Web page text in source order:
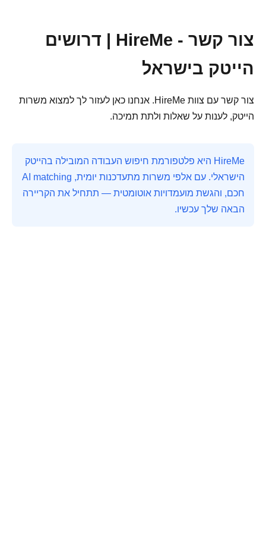
צור קשר - HireMe | דרושים
הייטק בישראל
צור קשר עם צוות HireMe. אנחנו כאן לעזור לך למצוא משרות
הייטק, לענות על שאלות ולתת תמיכה.
HireMe היא פלטפורמת חיפוש העבודה המובילה בהייטק
הישראלי. עם אלפי משרות מתעדכנות יומית, AI matching
חכם, והגשת מועמדויות אוטומטית — תתחיל את הקריירה
הבאה שלך עכשיו.